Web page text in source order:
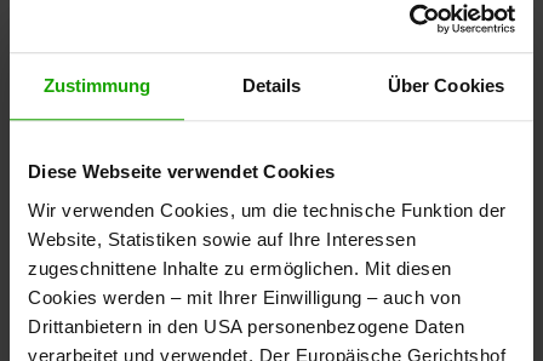
Zustimmung Details Über Cookies
Diese Webseite verwendet Cookies
Wir verwenden Cookies, um die technische Funktion der
Website, Statistiken sowie auf Ihre Interessen
zugeschnittene Inhalte zu ermöglichen. Mit diesen
Cookies werden – mit Ihrer Einwilligung – auch von
Drittanbietern in den USA personenbezogene Daten
verarbeitet und verwendet. Der Europäische Gerichtshof
office@burgbau
Öffnungszeiten